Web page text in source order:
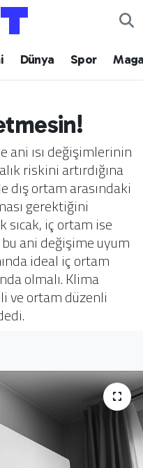
Dünya Spor
ani ısı değişimlerinin
riskini artırdığına
dış ortam arasındaki
gerektiğini
sıcak, iç ortam ise
ani değişime uyum
ideal iç ortam
olmalı. Klima
ve ortam düzenli